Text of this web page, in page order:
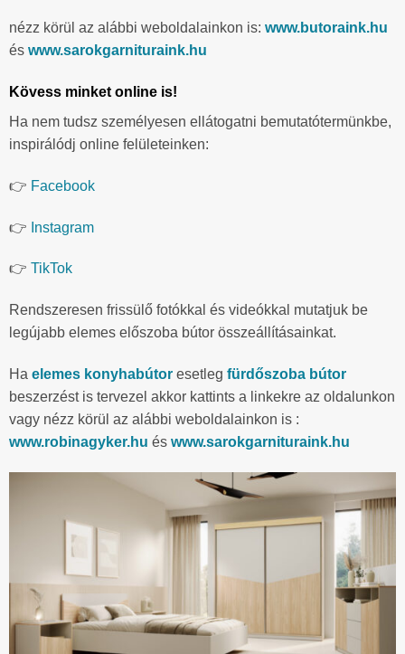
nézz körül az alábbi weboldalainkon is: www.butoraink.hu
és www.sarokgarnituraink.hu
Kövess minket online is!
Ha nem tudsz személyesen ellátogatni bemutatótermünkbe,
inspirálódj online felületeinken:
👉 Facebook
👉 Instagram
👉 TikTok
Rendszeresen frissülő fotókkal és videókkal mutatjuk be
legújabb elemes előszoba bútor összeállításainkat.
Ha elemes konyhabútor esetleg fürdőszoba bútor
beszerzést is tervezel akkor kattints a linkekre az oldalunkon
vagy nézz körül az alábbi weboldalainkon is :
www.robinagyker.hu és www.sarokgarnituraink.hu